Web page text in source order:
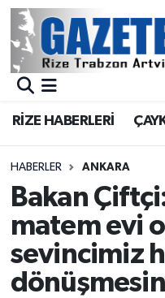
RİZE HABERLERİ
HABERLER ANKARA
Bakan
matem evi
sevincimiz
BÖLGEMİZ
Asayiş
Rize Jandarma
Bilim Teknoloji
Bölge
Merkez Nöbetçi
Merkez Trafik
Süper Lig Puan
Tüm Manşetler
Son Dakika